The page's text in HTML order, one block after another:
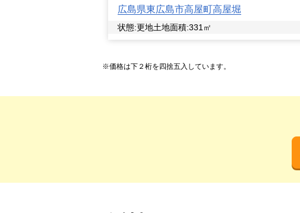
広島県東広島市高屋町高屋堀
状態:更地土地面積:331 ㎡
※価格は下２桁を四捨五入しています。